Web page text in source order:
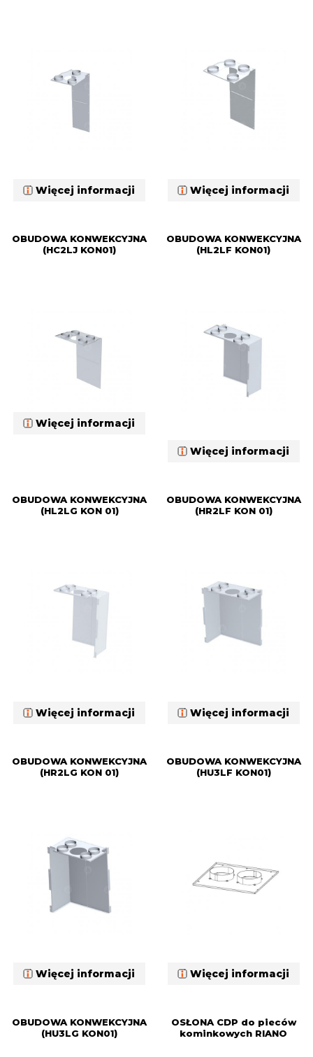
Więcej informacji Więcej informacji
OBUDOWA KONWEKCYJNA
(HC2LJ KON01)
Więcej informacji
OBUDOWA KONWEKCYJNA
(HL2LF KON01)
Więcej informacji
OBUDOWA KONWEKCYJNA
(HL2LG KON 01)
Więcej informacji
OBUDOWA KONWEKCYJNA
(HR2LF KON 01)
Więcej informacji
OBUDOWA KONWEKCYJNA
(HR2LG KON 01)
Więcej informacji
OBUDOWA KONWEKCYJNA
(HU3LF KON01)
Więcej informacji
OBUDOWA KONWEKCYJNA
(HU3LG KON01)
OSŁONA CDP do pieców
kominkowych RIANO